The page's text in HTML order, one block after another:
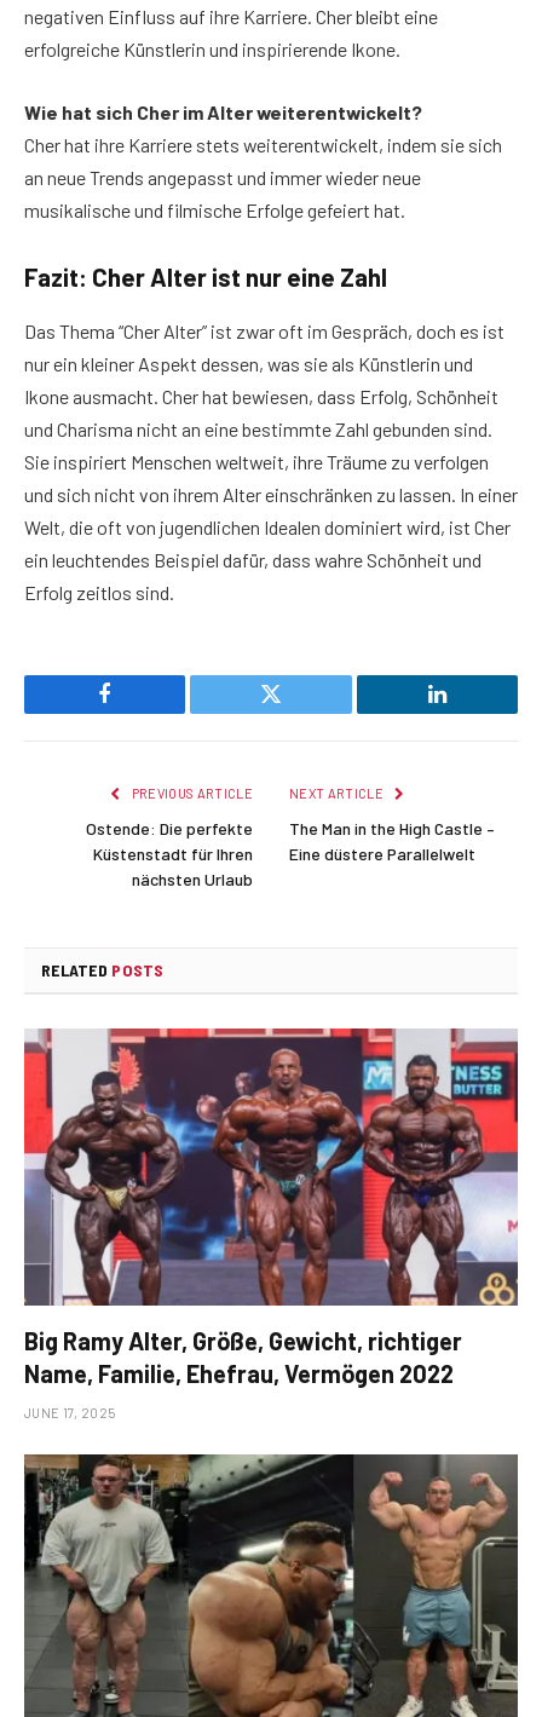
negativen Einfluss auf ihre Karriere. Cher bleibt eine
erfolgreiche Künstlerin und inspirierende Ikone.
Wie hat sich Cher im Alter weiterentwickelt?
Cher hat ihre Karriere stets weiterentwickelt, indem sie sich
an neue Trends angepasst und immer wieder neue
musikalische und filmische Erfolge gefeiert hat.
Fazit: Cher Alter ist nur eine Zahl
Das Thema “Cher Alter” ist zwar oft im Gespräch, doch es ist
nur ein kleiner Aspekt dessen, was sie als Künstlerin und
Ikone ausmacht. Cher hat bewiesen, dass Erfolg, Schönheit
und Charisma nicht an eine bestimmte Zahl gebunden sind.
Sie inspiriert Menschen weltweit, ihre Träume zu verfolgen
und sich nicht von ihrem Alter einschränken zu lassen. In einer
Welt, die oft von jugendlichen Idealen dominiert wird, ist Cher
ein leuchtendes Beispiel dafür, dass wahre Schönheit und
Erfolg zeitlos sind.
Facebook Twitter LinkedIn
PREVIOUS ARTICLE
Ostende: Die perfekte
Küstenstadt für Ihren
nächsten Urlaub
NEXT ARTICLE
The Man in the High Castle –
Eine düstere Parallelwelt
RELATED POSTS
Big Ramy Alter, Größe, Gewicht, richtiger
Name, Familie, Ehefrau, Vermögen 2022
JUNE 17, 2025